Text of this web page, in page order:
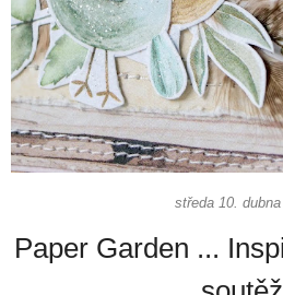
středa 10.
Paper Garden ...